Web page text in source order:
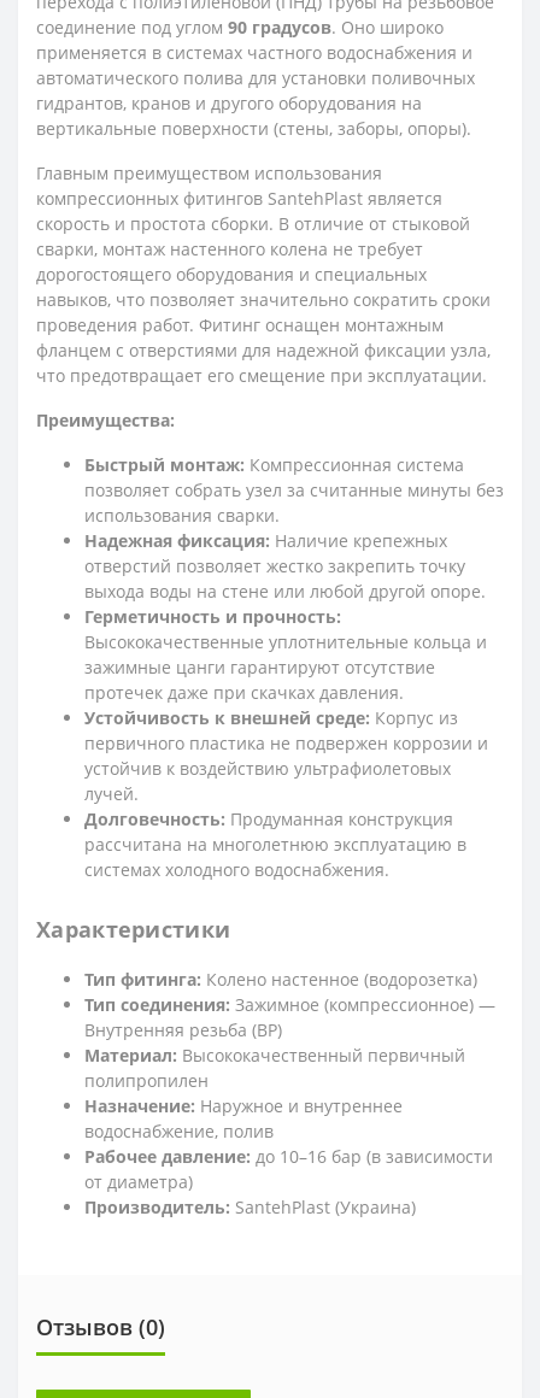
соединение под углом 90 градусов. Оно широко
применяется в системах частного водоснабжения и
автоматического полива для установки поливочных
гидрантов, кранов и другого оборудования на
вертикальные поверхности (стены, заборы, опоры).
Главным преимуществом использования
компрессионных фитингов SantehPlast является
скорость и простота сборки. В отличие от стыковой
сварки, монтаж настенного колена не требует
дорогостоящего оборудования и специальных
навыков, что позволяет значительно сократить сроки
проведения работ. Фитинг оснащен монтажным
фланцем с отверстиями для надежной фиксации узла,
что предотвращает его смещение при эксплуатации.
Преимущества:
Быстрый монтаж: Компрессионная система
позволяет собрать узел за считанные минуты без
использования сварки.
Надежная фиксация: Наличие крепежных
отверстий позволяет жестко закрепить точку
выхода воды на стене или любой другой опоре.
Герметичность и прочность:
Высококачественные уплотнительные кольца и
зажимные цанги гарантируют отсутствие
протечек даже при скачках давления.
Устойчивость к внешней среде: Корпус из
первичного пластика не подвержен коррозии и
устойчив к воздействию ультрафиолетовых
лучей.
Долговечность: Продуманная конструкция
рассчитана на многолетнюю эксплуатацию в
системах холодного водоснабжения.
Характеристики
Тип фитинга: Колено настенное (водорозетка)
Тип соединения: Зажимное (компрессионное) —
Внутренняя резьба (ВР)
Материал: Высококачественный первичный
полипропилен
Назначение: Наружное и внутреннее
водоснабжение, полив
Рабочее давление: до 10–16 бар (в зависимости
от диаметра)
Производитель: SantehPlast (Украина)
Отзывов (0)